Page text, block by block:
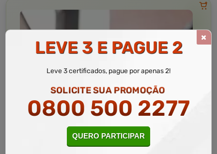
Noções de Departamento Pessoal
LEVE 3 E PAGUE 2
Leve 3 certificados, pague por apenas 2!
SOLICITE SUA PROMOÇÃO
0800 500 2277
QUERO PARTICIPAR